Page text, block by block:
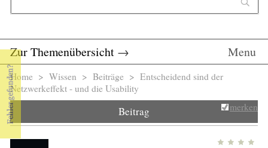
Zur Themenübersicht → Menu
Sie sind hier
Home > Wissen > Beiträge > Entscheidend sind der
Netzwerkeffekt - und die Usability
Beitrag merken